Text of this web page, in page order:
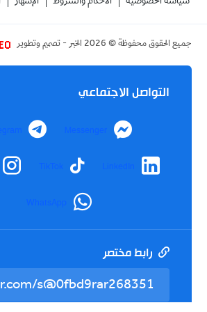
جميع الحقوق محفوظة © 2026 الخبر - تصميم وتطوير
التواصل الاجتماعي
Messenger
LinkedIn
TikTok
WhatsApp
رابط مختصر